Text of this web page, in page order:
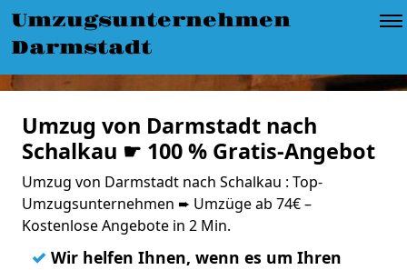
Umzugsunternehmen
Darmstadt
Umzug von Darmstadt nach
Schalkau ☛ 100 % Gratis-Angebot
Umzug von Darmstadt nach Schalkau : Top-
Umzugsunternehmen ➨ Umzüge ab 74€ –
Kostenlose Angebote in 2 Min.
✓ Wir helfen Ihnen, wenn es um Ihren